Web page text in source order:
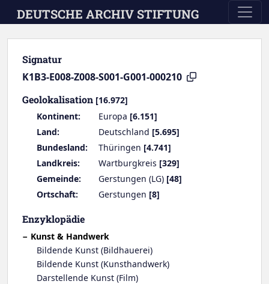
Skip to main content
DEUTSCHE ARCHIV STIFTUNG
Signatur
K1B3-E008-Z008-S001-G001-000210
Geolokalisation [16.972]
Kontinent:
Europa [6.151]
Land:
Deutschland [5.695]
Bundesland:
Thüringen [4.741]
Landkreis:
Wartburgkreis [329]
Gemeinde:
Gerstungen (LG) [48]
Ortschaft:
Gerstungen [8]
Enzyklopädie
Kunst & Handwerk
Bildende Kunst (Bildhauerei)
Bildende Kunst (Kunsthandwerk)
Darstellende Kunst (Film)